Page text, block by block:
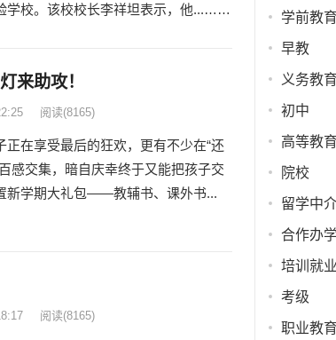
学校。该校校长李祥坦表示，他...……
来助攻！
阅读(8165)
在享受最后的狂欢，更有不少在“还
交集，暗自庆幸终于又能把孩子交
新学期大礼包——教辅书、课外书...
阅读(8165)
学前教育
早教
义务教育
初中
高等教育
院校
留学中
合作办
培训就业
考级
职业教育